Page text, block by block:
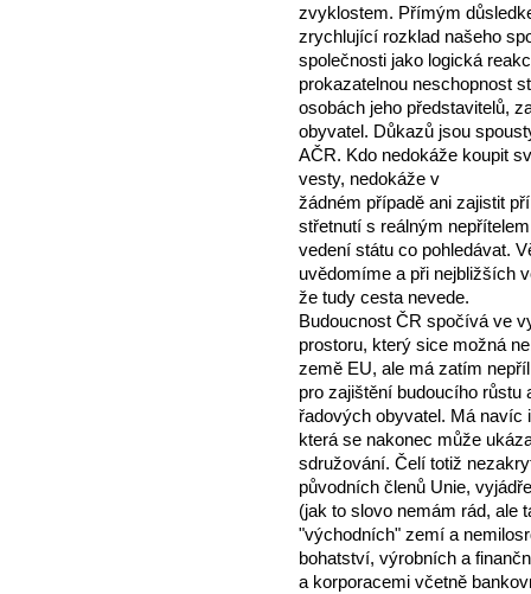
zvyklostem. Přímým
zrychlující rozklad našeho
společnosti jako logická
prokazatelnou neschopnost
osobách jeho představitelů,
obyvatel. Důkazů jsou
AČR. Kdo nedokáže koupit
vesty, nedokáže v
žádném případě ani zajistit
střetnutí s reálným
vedení státu co pohledávat.
uvědomíme a při nejbližších
že tudy cesta nevede.
Budoucnost ČR spočívá ve
prostoru, který sice možná
země EU, ale má zatím
pro zajištění budoucího
řadových obyvatel. Má navíc
která se nakonec může
sdružování. Čelí totiž
původních členů Unie,
(jak to slovo nemám rád, ale
"východních" zemí a
bohatství, výrobních a
a korporacemi včetně